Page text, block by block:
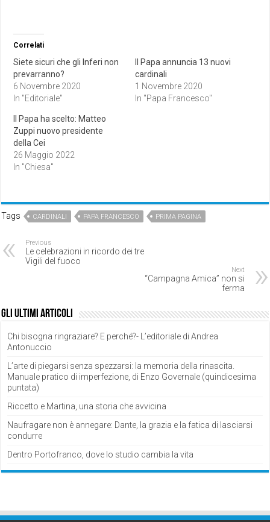
Correlati
Siete sicuri che gli Inferi non
prevarranno?
6 Novembre 2020
In "Editoriale"
Il Papa annuncia 13 nuovi
cardinali
1 Novembre 2020
In "Papa Francesco"
Il Papa ha scelto: Matteo
Zuppi nuovo presidente
della Cei
26 Maggio 2022
In "Chiesa"
Tags CARDINALI PAPA FRANCESCO PRIMA PAGINA
Previous
Le celebrazioni in ricordo dei tre
Vigili del fuoco
Next
“Campagna Amica” non si
ferma
Gli ultimi articoli
Chi bisogna ringraziare? E perché?- L’editoriale di Andrea
Antonuccio
L’arte di piegarsi senza spezzarsi: la memoria della rinascita.
Manuale pratico di imperfezione, di Enzo Governale (quindicesima
puntata)
Riccetto e Martina, una storia che avvicina
Naufragare non è annegare: Dante, la grazia e la fatica di lasciarsi
condurre
Dentro Portofranco, dove lo studio cambia la vita